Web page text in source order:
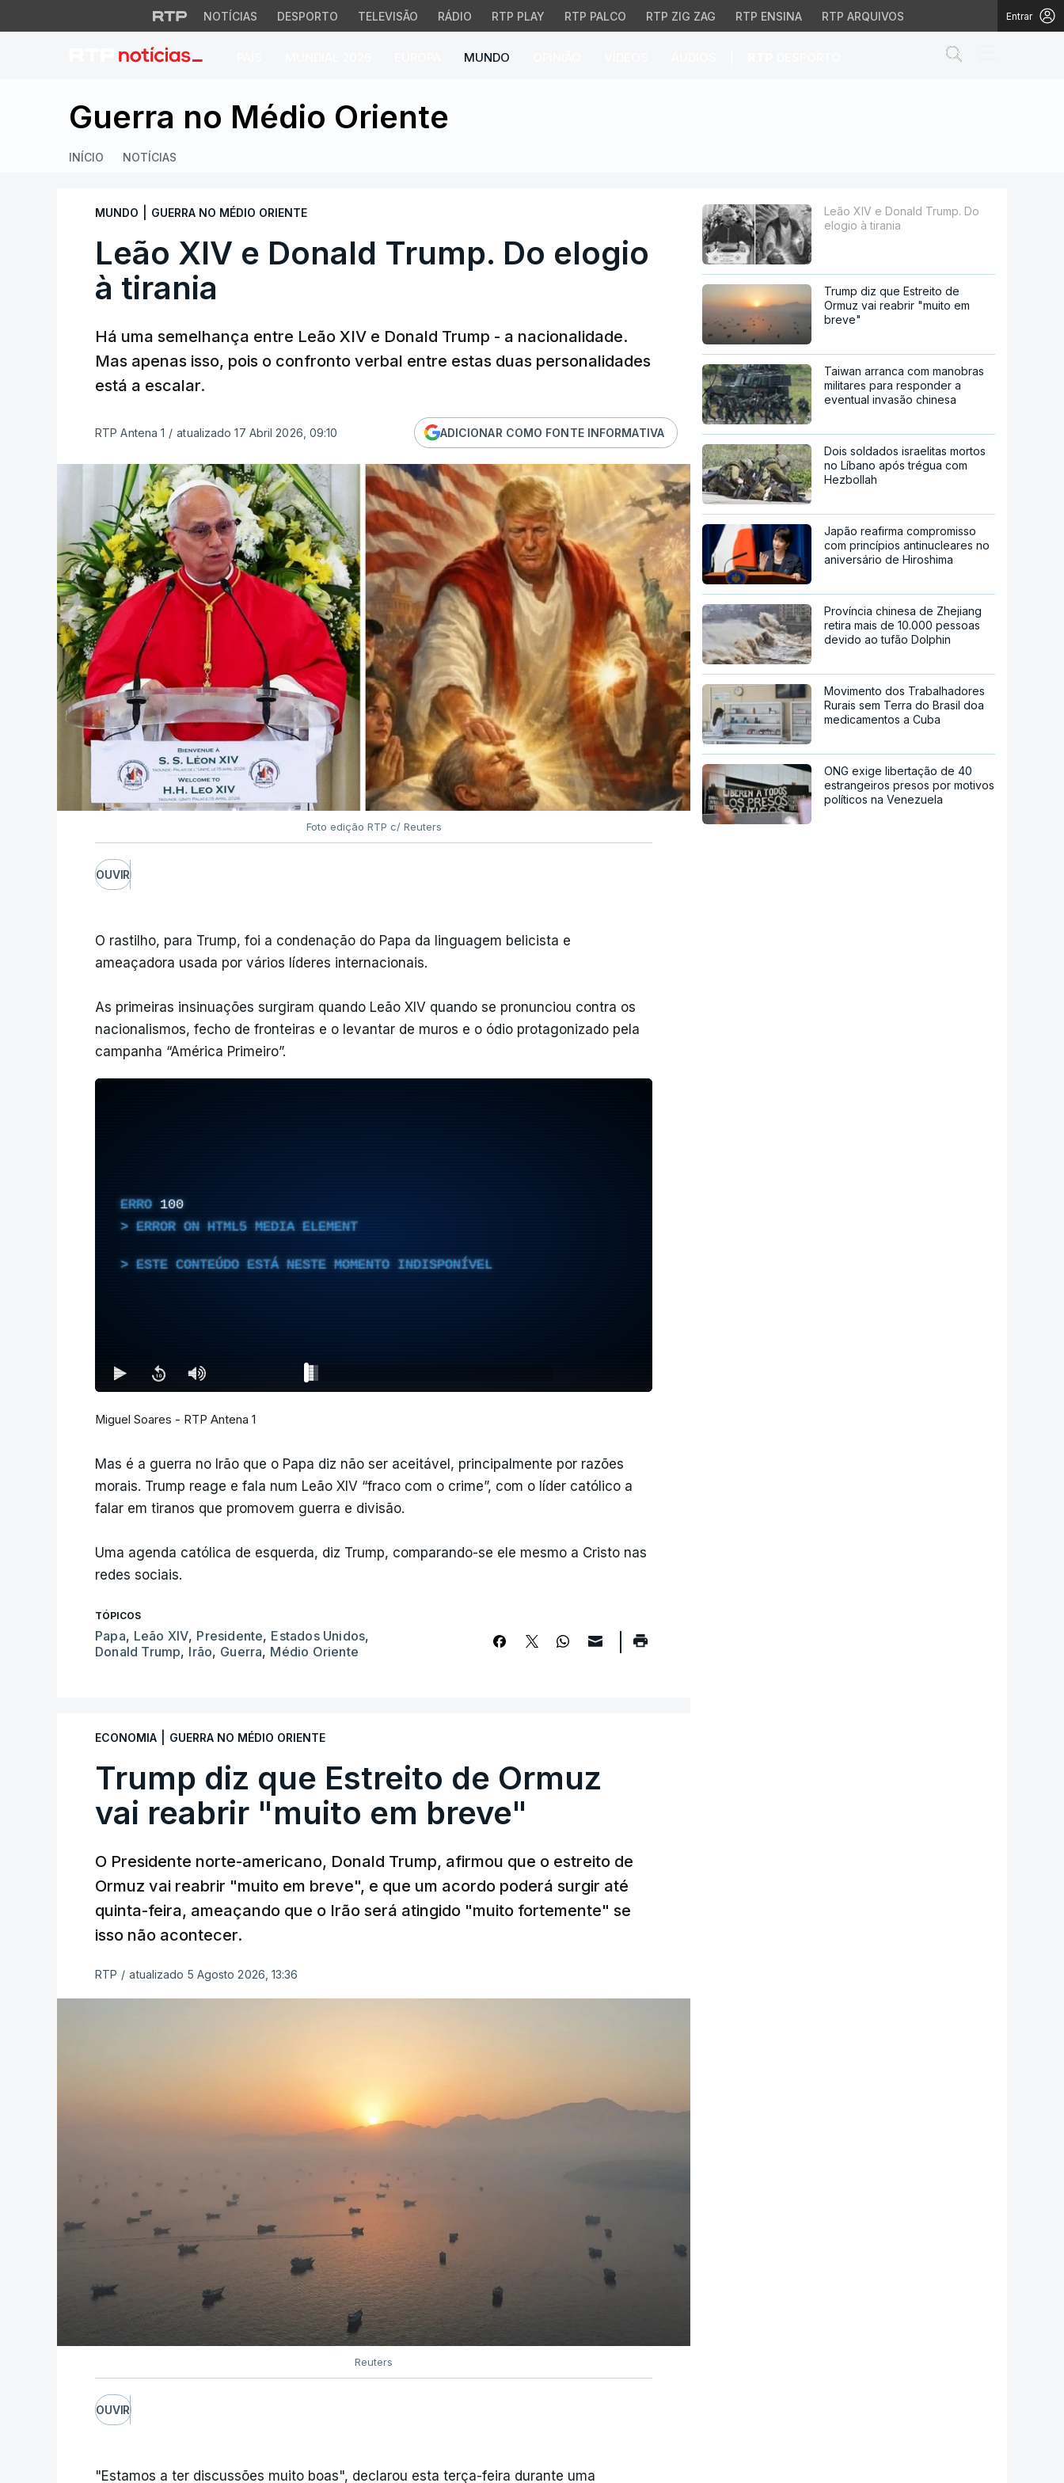
NOTÍCIAS DESPORTO TELEVISÃO RÁDIO RTP PLAY RTP PALCO RTP ZIG ZAG RTP ENSINA RTP ARQUIVOS Entrar
MUNDO
Leão XIV e Donald Trump. Do elogio à tirania
Guerra no Médio Oriente
INÍCIO NOTÍCIAS
MUNDO GUERRA NO MÉDIO ORIENTE
Leão XIV e Donald Trump. Do elogio
à tirania
Há uma semelhança entre Leão XIV e Donald Trump - a nacionalidade.
Mas apenas isso, pois o confronto verbal entre estas duas personalidades
está a escalar.
RTP Antena 1 / atualizado 17 Abril 2026, 09:10 ADICIONAR COMO FONTE INFORMATIVA
Foto edição RTP c/ Reuters
OUVIR
O rastilho, para Trump, foi a condenação do Papa da linguagem belicista e
ameaçadora usada por vários líderes internacionais.
As primeiras insinuações surgiram quando Leão XIV quando se pronunciou contra os
nacionalismos, fecho de fronteiras e o levantar de muros e o ódio protagonizado pela
campanha “América Primeiro”.
ERRO 100
ERROR ON HTML5 MEDIA ELEMENT
ESTE CONTEÚDO ESTÁ NESTE MOMENTO INDISPONÍVEL
Miguel Soares - RTP Antena 1
Mas é a guerra no Irão que o Papa diz não ser aceitável, principalmente por razões
morais. Trump reage e fala num Leão XIV “fraco com o crime”, com o líder católico a
falar em tiranos que promovem guerra e divisão.
Uma agenda católica de esquerda, diz Trump, comparando-se ele mesmo a Cristo nas
redes sociais.
TÓPICOS
Papa, Leão XIV, Presidente, Estados Unidos,
Donald Trump, Irão, Guerra, Médio Oriente
ECONOMIA GUERRA NO MÉDIO ORIENTE
Trump diz que Estreito de Ormuz
vai reabrir "muito em breve"
O Presidente norte-americano, Donald Trump, afirmou que o estreito de
Ormuz vai reabrir "muito em breve", e que um acordo poderá surgir até
quinta-feira, ameaçando que o Irão será atingido "muito fortemente" se
isso não acontecer.
RTP / atualizado 5 Agosto 2026, 13:36
Reuters
OUVIR
"Estamos a ter discussões muito boas", declarou esta terça-feira durante uma
Leão XIV e Donald Trump. Do
elogio à tirania
Trump diz que Estreito de
Ormuz vai reabrir "muito em
breve"
Taiwan arranca com manobras
militares para responder a
eventual invasão chinesa
Dois soldados israelitas mortos
no Líbano após trégua com
Hezbollah
Japão reafirma compromisso
com princípios antinucleares no
aniversário de Hiroshima
Província chinesa de Zhejiang
retira mais de 10.000 pessoas
devido ao tufão Dolphin
Movimento dos Trabalhadores
Rurais sem Terra do Brasil doa
medicamentos a Cuba
ONG exige libertação de 40
estrangeiros presos por motivos
políticos na Venezuela